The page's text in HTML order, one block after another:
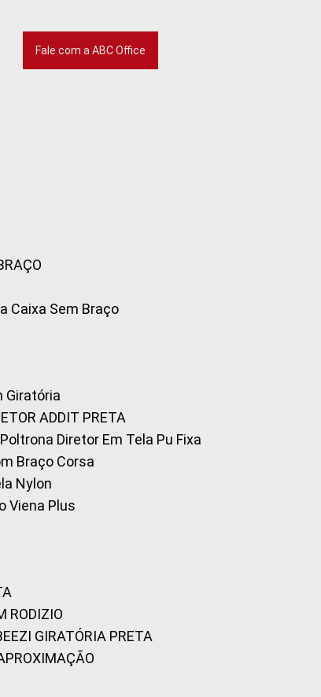
Fale com a ABC Office
Caixa Sem Braço
Giratória
ADDIT PRETA
Poltrona Diretor Em Tela Pu Fixa
Braço Corsa
Nylon
Viena Plus
RODIZIO
GIRATÓRIA PRETA